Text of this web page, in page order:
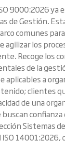
9000:2026 ya
de Gestión.
comunes
agilizar los
Recoge los
de la
aplicables a
clientes
de una
confianza
Sistemas
14001:2026,